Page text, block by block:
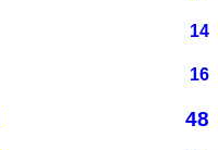
14
16
48